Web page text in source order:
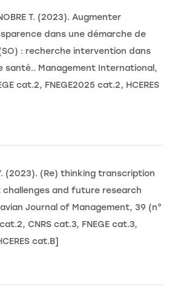
T. (2023). Augmenter
dans une démarche de
: recherche intervention dans
santé.. Management International,
cat.2, FNEGE2025 cat.2, HCERES
Y. (2023). (Re) thinking transcription
and future research
Journal of Management, 39 (n°
CNRS cat.3, FNEGE cat.3,
cat.B]